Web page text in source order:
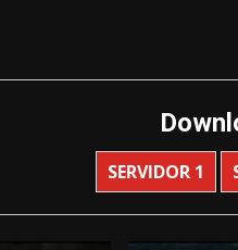
FMVs foi substituída pela
com o nome do
SERVIDOR 1